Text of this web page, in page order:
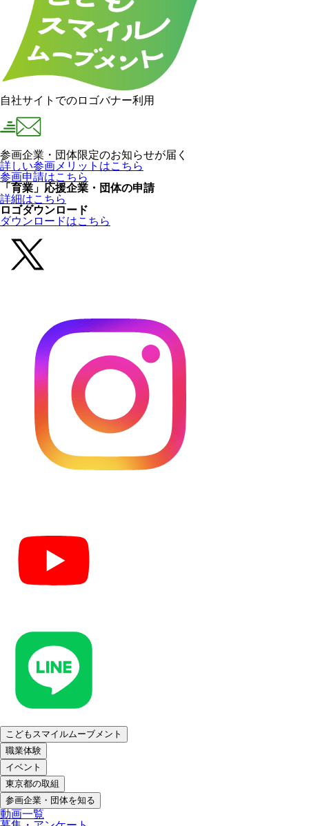
自社サイトでのロゴバナー利用
参画企業・団体限定のお知らせが届く
詳しい参画メリットはこちら
参画申請はこちら
「育業」応援企業・団体の申請
詳細はこちら
ロゴダウンロード
ダウンロードはこちら
こどもスマイルムーブメント
職業体験
イベント
東京都の取組
参画企業・団体を知る
動画一覧